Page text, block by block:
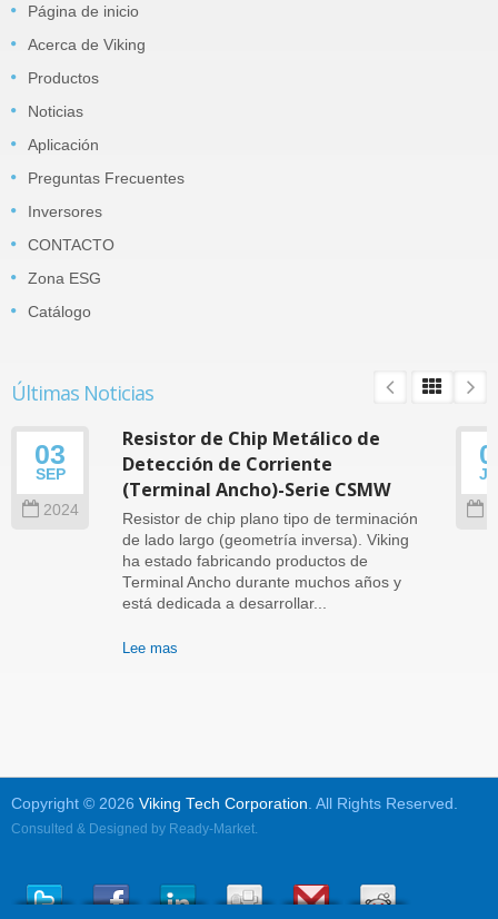
Página de inicio
Acerca de Viking
Productos
Noticias
Aplicación
Preguntas Frecuentes
Inversores
CONTACTO
Zona ESG
Catálogo
Últimas Noticias
03
SEP
2024
Resistor de Chip Metálico de
Detección de Corriente
(Terminal Ancho)-Serie CSMW
Resistor de chip plano tipo de terminación
de lado largo (geometría inversa). Viking
ha estado fabricando productos de
Terminal Ancho durante muchos años y
está dedicada a desarrollar...
Lee mas
Copyright © 2026 Viking Tech Corporation . All Rights Reserved.
Consulted & Designed by Ready-Market